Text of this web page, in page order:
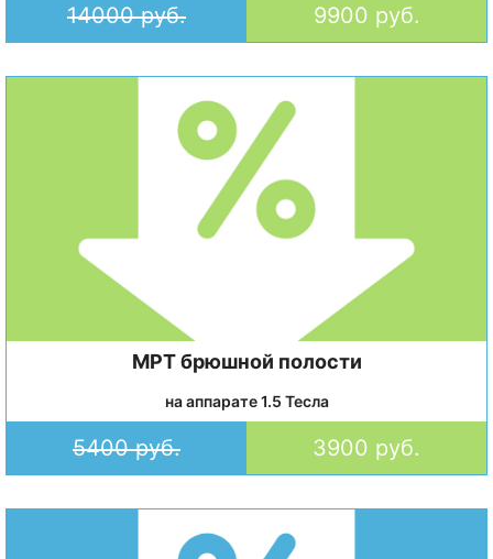
14000 руб. 9900 руб.
МРТ брюшной полости
на аппарате 1.5 Тесла
5400 руб. 3900 руб.